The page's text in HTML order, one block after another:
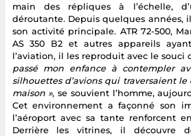
main des répliques à l’échelle,
déroutante. Depuis quelques années,
son activité principale. ATR 72-500,
AS 350 B2 et autres appareils
l’aviation, il les reproduit avec le souci
passé mon enfance à contempler
silhouettes d’avions qui traversaient
maison », se souvient l’homme,
Cet environnement a façonné son
l’aéroport avec sa tante renforcent
Derrière les vitrines, il découvre